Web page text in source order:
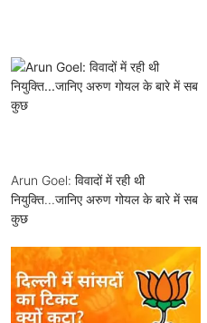
Arun Goel: विवादों में रही थी
नियुक्ति...जानिए अरुण गोयल के बारे में सब
कुछ